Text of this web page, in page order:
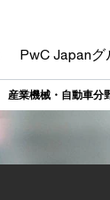
PwC Japanグ
産業機械・自動車分